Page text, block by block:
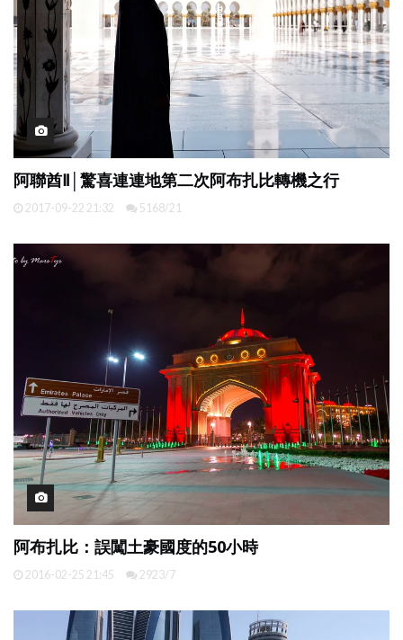
阿聯酋Ⅱ│驚喜連連地第二次阿布扎比轉機之行
2017-09-22 21:32 5168/21
阿布扎比：誤闖土豪國度的50小時
2016-02-25 21:45 2923/7